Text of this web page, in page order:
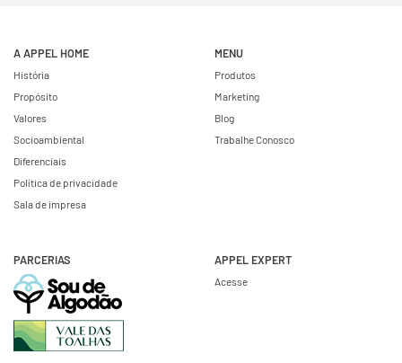
A APPEL HOME
História
Propósito
Valores
Socioambiental
Diferenciais
Política de privacidade
Sala de impresa
MENU
Produtos
Marketing
Blog
Trabalhe Conosco
PARCERIAS APPEL EXPERT
Acesse